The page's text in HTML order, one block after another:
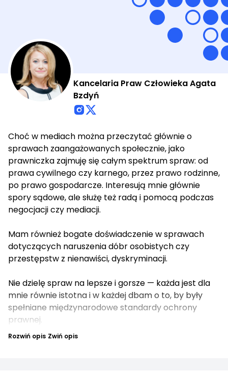
Kancelaria Praw Człowieka Agata
Bzdyń
Choć w mediach można przeczytać głównie o
sprawach zaangażowanych społecznie, jako
prawniczka zajmuję się całym spektrum spraw: od
prawa cywilnego czy karnego, przez prawo rodzinne,
po prawo gospodarcze. Interesują mnie głównie
spory sądowe, ale służę też radą i pomocą podczas
negocjacji czy mediacji.
Mam również bogate doświadczenie w sprawach
dotyczących naruszenia dóbr osobistych czy
przestępstw z nienawiści, dyskryminacji.
Nie dzielę spraw na lepsze i gorsze — każda jest dla
mnie równie istotna i w każdej dbam o to, by były
spełniane międzynarodowe standardy ochrony
prawnej.
Rozwiń opis Zwiń opis